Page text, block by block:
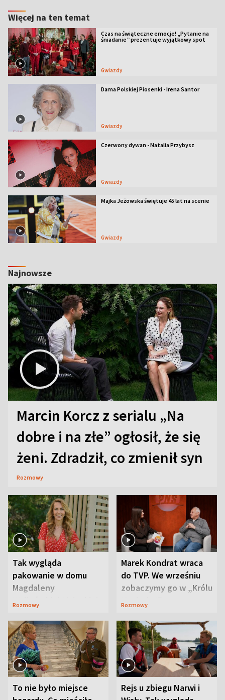
Więcej na ten temat
Czas na świąteczne emocje! „Pytanie na
śniadanie” prezentuje wyjątkowy spot
Gwiazdy
Dama Polskiej Piosenki - Irena Santor
Gwiazdy
Czerwony dywan - Natalia Przybysz
Gwiazdy
Majka Jeżowska świętuje 45 lat na scenie
Gwiazdy
Najnowsze
Marcin Korcz z serialu „Na
dobre i na złe” ogłosił, że się
żeni. Zdradził, co zmienił syn
Rozmowy
Tak wygląda
pakowanie w domu
Magdaleny
Waligórskiej-Lisieckiej.
Rozmowy
Marek Kondrat wraca
do TVP. We wrześniu
zobaczymy go w „Królu
Maciusiu I”
Rozmowy
To nie było miejsce
Rejs u zbiegu Narwi i